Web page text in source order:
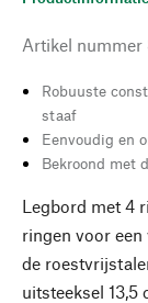
Artikel nummer
Robuuste
staaf
Eenvoudig en
Bekroond met
Legbord met 4
ringen voor
de
uitsteeksel 13,5